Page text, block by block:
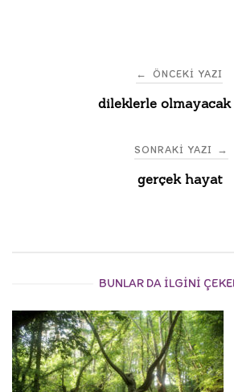
navigation
← ÖNCEKI YAZI
dileklerle
SONRAKI YAZI →
gerçek hayat
BUNLAR DA ILGINI